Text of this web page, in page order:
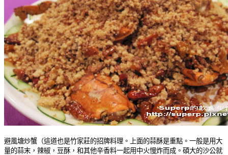
避風塘炒蟹（這道也是竹家莊的招牌料理。上面的蒜酥是重點。一般是用大
量的蒜末，辣椒，豆酥，和其他辛香料一起用中火慢炸而成。碩大的沙公就